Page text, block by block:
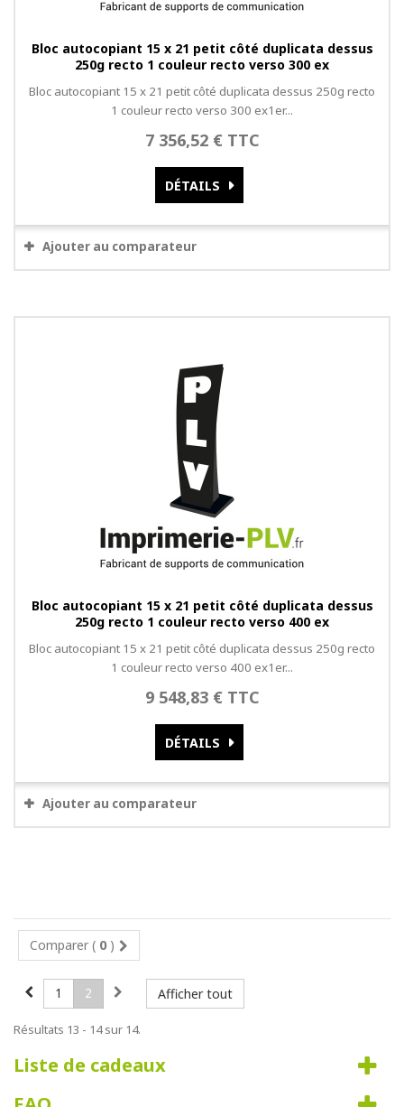
Bloc autocopiant 15 x 21 petit côté duplicata dessus
250g recto 1 couleur recto verso 300 ex
Bloc autocopiant 15 x 21 petit côté duplicata dessus 250g recto
1 couleur recto verso 300 ex1er...
7 356,52 € TTC
DÉTAILS
Ajouter au comparateur
Bloc autocopiant 15 x 21 petit côté duplicata dessus
250g recto 1 couleur recto verso 400 ex
Bloc autocopiant 15 x 21 petit côté duplicata dessus 250g recto
1 couleur recto verso 400 ex1er...
9 548,83 € TTC
DÉTAILS
Ajouter au comparateur
Comparer ( 0 )
Afficher tout
1 2
Résultats 13 - 14 sur 14.
Liste de cadeaux